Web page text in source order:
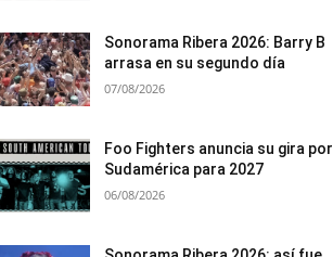
Sonorama Ribera 2026: Barry B
arrasa en su segundo día
07/08/2026
Foo Fighters anuncia su gira por
Sudamérica para 2027
06/08/2026